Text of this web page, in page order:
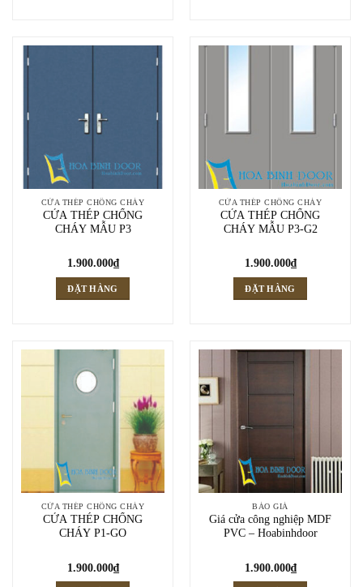
CỬA THÉP CHỐNG CHÁY
CỬA THÉP CHỐNG
CHÁY MẪU P3
1.900.000₫
ĐẶT HÀNG
CỬA THÉP CHỐNG CHÁY
CỬA THÉP CHỐNG
CHÁY MẪU P3-G2
1.900.000₫
ĐẶT HÀNG
CỬA THÉP CHỐNG CHÁY
CỬA THÉP CHỐNG
CHÁY P1-GO
1.900.000₫
BÁO GIÁ
Giá cửa công nghiệp MDF
PVC – Hoabinhdoor
1.900.000₫